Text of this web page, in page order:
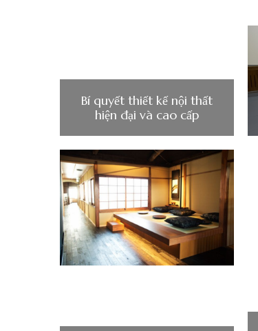
Bí quyết thiết kế nội thất
hiện đại và cao cấp